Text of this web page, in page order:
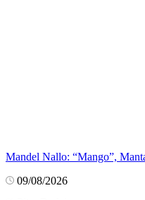
Mandel Nallo: “Mango”,
09/08/2026